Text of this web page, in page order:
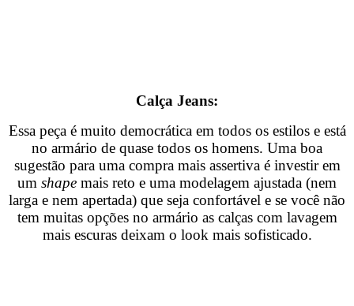
Calça Jeans:
Essa peça é muito democrática em todos os estilos e está
no armário de quase todos os homens. Uma boa
sugestão para uma compra mais assertiva é investir em
um shape mais reto e uma modelagem ajustada (nem
larga e nem apertada) que seja confortável e se você não
tem muitas opções no armário as calças com lavagem
mais escuras deixam o look mais sofisticado.